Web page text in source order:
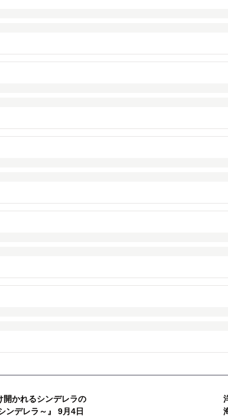
開かれるシンデレラの
ンデレラ～』 9月4日